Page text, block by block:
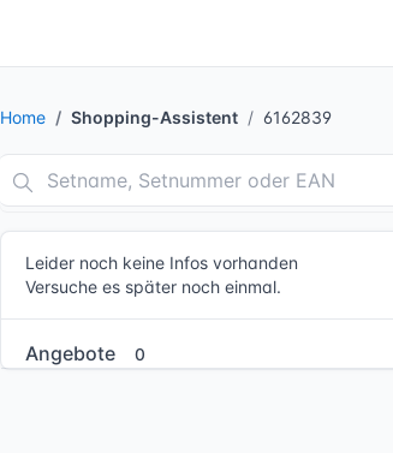
Home Shopping-Assistent 6162839
Leider noch keine Infos vorhanden
Versuche es später noch einmal.
Angebote 0